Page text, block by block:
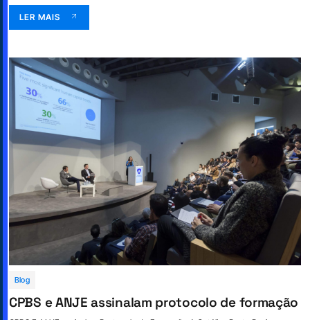
LER MAIS
Blog
CPBS e ANJE assinalam protocolo de formação